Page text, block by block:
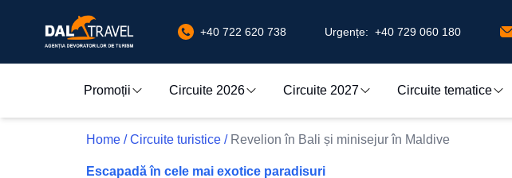
+40 722 620 738 Urgențe: +40 729 060 180
Promoții Circuite 2026 Circuite 2027 Circuite tematice
Home / Circuite turistice / Revelion în Bali și minisejur în Maldive
Escapadă în cele mai exotice paradisuri